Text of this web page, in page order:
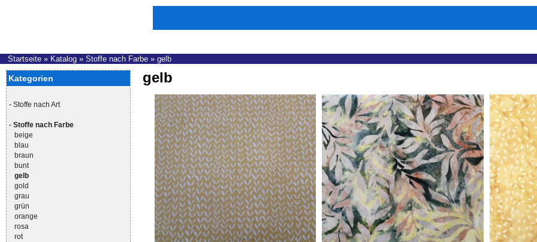
Startseite » Katalog » Stoffe nach Farbe » gelb
Kategorien
- Stoffe nach Art
- Stoffe nach Farbe
beige
blau
braun
bunt
gelb
gold
grau
grün
orange
rosa
rot
gelb